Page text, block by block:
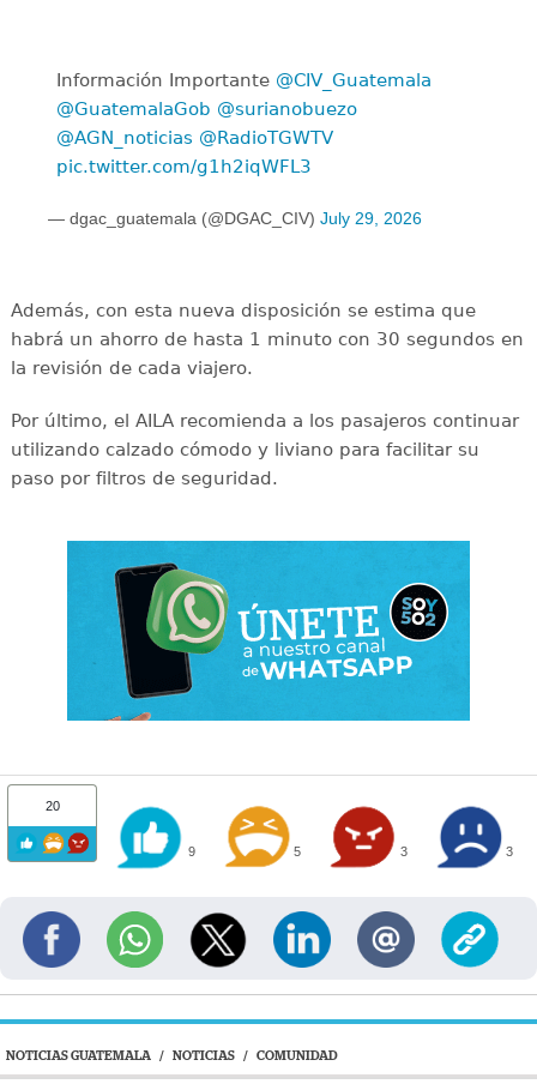
Información Importante @CIV_Guatemala
@GuatemalaGob @surianobuezo
@AGN_noticias @RadioTGWTV
pic.twitter.com/g1h2iqWFL3
— dgac_guatemala (@DGAC_CIV) July 29, 2026
Además, con esta nueva disposición se estima que
habrá un ahorro de hasta 1 minuto con 30 segundos en
la revisión de cada viajero.
Por último, el AILA recomienda a los pasajeros continuar
utilizando calzado cómodo y liviano para facilitar su
paso por filtros de seguridad.
20
9 5 3 3
NOTICIAS GUATEMALA / NOTICIAS / COMUNIDAD